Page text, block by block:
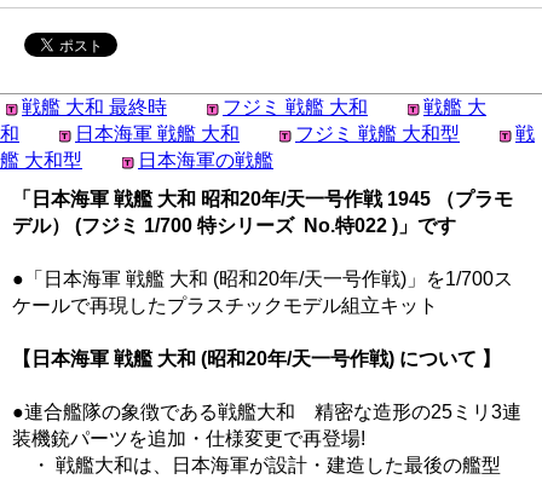
戦艦 大和 最終時 フジミ 戦艦 大和
戦艦 大
和
日本海軍 戦艦 大和 フジミ 戦艦 大和型
戦
艦 大和型
日本海軍の戦艦
「日本海軍 戦艦 大和 昭和20年/天一号作戦 1945 （プラモ
デル） (フジミ 1/700 特シリーズ No.特022 )」です
●「日本海軍 戦艦 大和 (昭和20年/天一号作戦)」を1/700ス
ケールで再現したプラスチックモデル組立キット
【日本海軍 戦艦 大和 (昭和20年/天一号作戦) について 】
●連合艦隊の象徴である戦艦大和 精密な造形の25ミリ3連
装機銃パーツを追加・仕様変更で再登場!
・ 戦艦大和は、日本海軍が設計・建造した最後の艦型